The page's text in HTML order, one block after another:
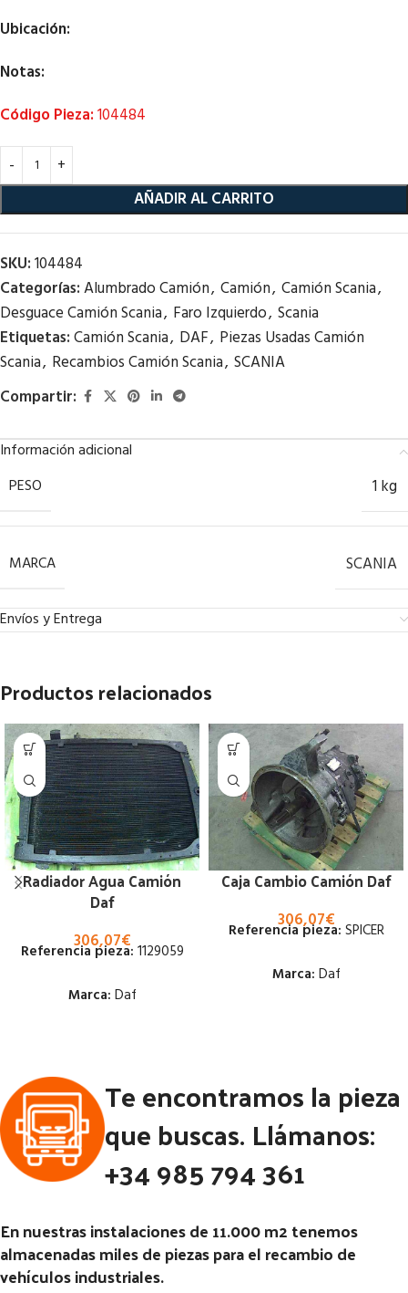
Ubicación:
Notas:
Código Pieza:104484
AÑADIR AL CARRITO
SKU:104484
Categorías:Alumbrado Camión, Camión, Camión Scania,
Desguace Camión Scania, Faro Izquierdo, Scania
Etiquetas:Camión Scania, DAF, Piezas Usadas Camión
Scania, Recambios Camión Scania, SCANIA
Compartir:
Información adicional
PESO
1 kg
MARCA SCANIA
Envíos y Entrega
Productos relacionados
Radiador Agua Camión
Daf
306,07€
Referencia pieza: 1129059
Marca: Daf
Ubicación:
Notas:[VP]DAF CF85 E3 320
TR (4X2) | 01.01 - 12.05
Código Pieza:50084
Caja Cambio Camión Daf
306,07€
Referencia pieza: SPICER
Marca: Daf
Notas:[VP]DAF 800 120 RG
(4X2) | 02.80 - 02.00
Código Pieza:48540
Te encontramos la pieza
que buscas. Llámanos:
+34 985 794 361
En nuestras instalaciones de 11.000 m2 tenemos
almacenadas miles de piezas para el recambio de
vehículos industriales.